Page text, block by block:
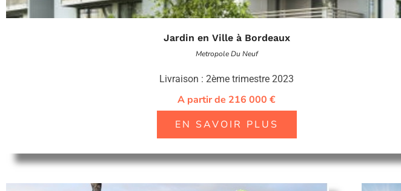
Jardin en Ville à Bordeaux
Metropole Du Neuf
Livraison : 2ème trimestre 2023
A partir de 216 000 €
EN SAVOIR PLUS